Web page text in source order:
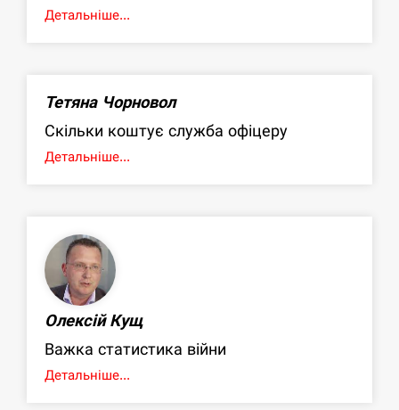
Детальніше...
Тетяна Чорновол
Скільки коштує служба офіцеру
Детальніше...
Олексій Кущ
Важка статистика війни
Детальніше...